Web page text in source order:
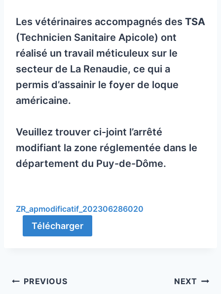
Les vétérinaires accompagnés des TSA
(Technicien Sanitaire Apicole) ont
réalisé un travail méticuleux sur le
secteur de La Renaudie, ce qui a
permis d’assainir le foyer de loque
américaine.
Veuillez trouver ci-joint l’arrêté
modifiant la zone réglementée dans le
département du Puy-de-Dôme.
ZR_apmodificatif_202306286020
Télécharger
Post
PREVIOUS NEXT